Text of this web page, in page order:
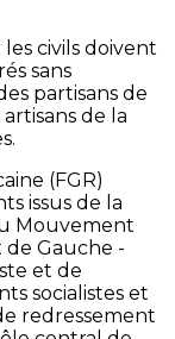
civils doivent
sans
partisans de
de la
(FGR)
issus de la
Mouvement
de Gauche -
et de
socialistes et
redressement